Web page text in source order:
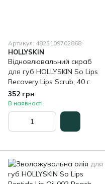
Артикул: 4823109702868
HOLLYSKIN
Відновлювальний скраб
для губ HOLLYSKIN So Lips
Recovery Lips Scrub, 40 г
352 грн
В наявності